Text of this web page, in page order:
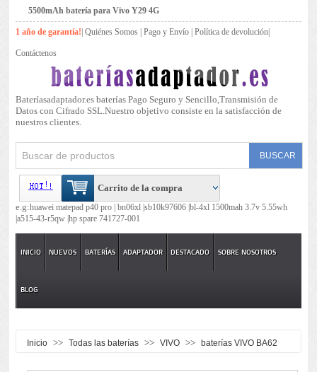
5500mAh batería para Vivo Y29 4G
1 año de garantía! |Quiénes Somos |Pago y Envío |Política de devolución
Contáctenos
Bateríasadaptador.es baterías Pago Seguro y Sencillo,Transmisión de
Datos con Cifrado SSL.Nuestro objetivo consiste en la satisfacción de
nuestros clientes.
Carrito de la compra
e.g:huawei matepad p40 pro |bn06xl |sb10k97606 |bl-4xl 1500mah 3.7v 5.55wh
|a515-43-r5qw |hp spare 741727-001
INICIO NUEVOS BATERÍAS ADAPTADOR DESTACADO SOBRE NOSOTROS
BLOG
Inicio >> Todas las baterías >> VIVO >> baterías VIVO BA62